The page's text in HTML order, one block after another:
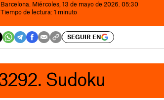
Barcelona. Miércoles, 13 de mayo de 2026. 05:30
Tiempo de lectura: 1 minuto
SEGUIR EN